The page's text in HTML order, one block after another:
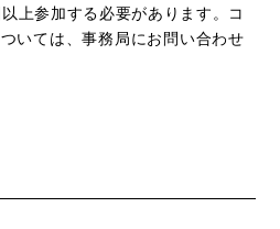
上参加する必要があります。コ
いては、事務局にお問い合わせ